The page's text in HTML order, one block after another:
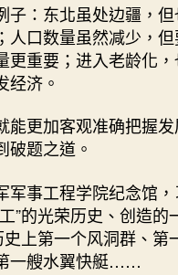
子：东北虽处边疆，
人口数量虽然减少，
更重要；进入老龄化
经济。
能更加客观准确把握
破题之道。
军事工程学院纪念馆
”的光荣历史、创造的
史上第一个风洞群、第
一艘水翼快艇……